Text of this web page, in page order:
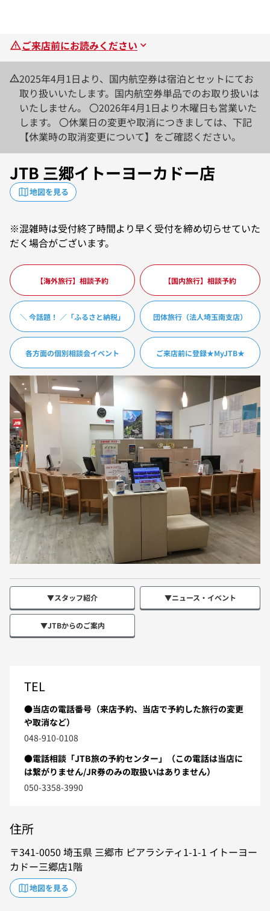
ご来店前にお読みください
2025年4月1日より、国内航空券は宿泊とセットにてお
取り扱いいたします。国内航空券単品でのお取り扱いは
いたしません。 〇2026年4月1日より木曜日も営業いた
します。 〇休業日の変更や取消につきましては、下記
【休業時の取消変更について】をご確認ください。
JTB 三郷イトーヨーカドー店
地図を見る
※混雑時は受付終了時間より早く受付を締め切らせていた
だく場合がございます。
【海外旅行】相談予約 【国内旅行】相談予約
＼ 今話題！ ／「ふるさと納税」 団体旅行（法人埼玉南支店）
各方面の個別相談会イベント ご来店前に登録★MyJTB★
▼スタッフ紹介 ▼ニュース・イベント
▼JTBからのご案内
TEL
●当店の電話番号（来店予約、当店で予約した旅行の変更
や取消など）
048-910-0108
●電話相談「JTB旅の予約センター」（この電話は当店に
は繋がりません/JR券のみの取扱いはありません）
050-3358-3990
住所
341-0050 埼玉県 三郷市 ピアラシティ1-1-1 イトーヨー
カドー三郷店1階
地図を見る